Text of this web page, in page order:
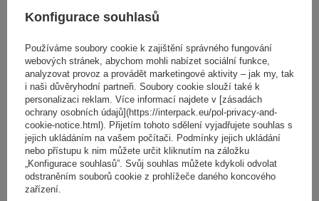
Střešní nosič G3 Airflow 60.230 pro tradiční i integrované
hliníkové lyžiny
Konfigurace souhlasů
Používáme soubory cookie k zajištění správného fungování
webových stránek, abychom mohli nabízet sociální funkce,
analyzovat provoz a provádět marketingové aktivity – jak my, tak
i naši důvěryhodní partneři. Soubory cookie slouží také k
personalizaci reklam. Více informací najdete v [zásadách
ochrany osobních údajů](https://interpack.eu/pol-privacy-and-
cookie-notice.html). Přijetím tohoto sdělení vyjadřujete souhlas s
jejich ukládáním na vašem počítači. Podmínky jejich ukládání
nebo přístupu k nim můžete určit kliknutím na záložku
„Konfigurace souhlasů”. Svůj souhlas můžete kdykoli odvolat
odstraněním souborů cookie z prohlížeče daného koncového
zařízení.